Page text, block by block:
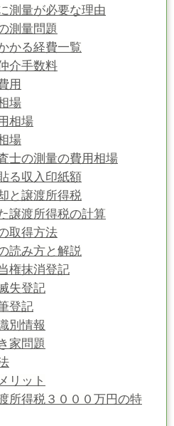
測量が必要な理由
測量問題
かる経費一覧
介手数料
用
場
相場
場
士の測量の費用相場
る収入印紙額
と譲渡所得税
譲渡所得税の計算
取得方法
読み方と解説
権抹消登記
失登記
登記
別情報
家問題
リット
所得税３０００万円の特